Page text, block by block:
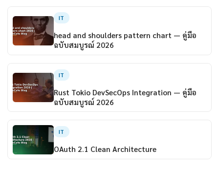
IT
head and shoulders pattern chart — คู่มือ
ฉบับสมบูรณ์ 2026
IT
Rust Tokio DevSecOps Integration — คู่มือ
ฉบับสมบูรณ์ 2026
IT
OAuth 2.1 Clean Architecture